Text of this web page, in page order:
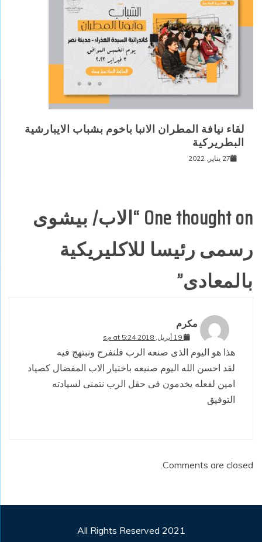
لقاء نيافة المطران الانبا باخوم بشباب الايبارشية
البطريركية
27 يناير, 2022
One thought on “ الاب/ بيشوى
رسمى رئيسا للاكليريكية
بالمعادى”
مكرم
19 أبريل, 2018 at 5:24 مs
هذا هو اليوم الذى صنعه الرب فلنفرح ونبتهج فيه
لقد احسن الله اليوم صنيعه باختيار الاب المفضال كصياد
امين لفعله يخدمون فى حقل الرب نتمنى لسيادته
التوفيق
Comments are closed.
All Rights Reserved 2021